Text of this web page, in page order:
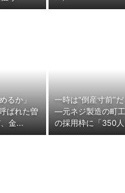
るか」
ばれた曽
金...
一時は“倒産寸前”
―元ネジ製造の町
の採用枠に「350